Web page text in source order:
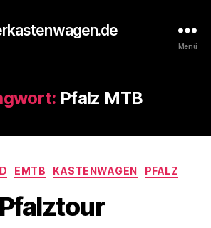
Menü
Pfalz MTB
Kategorien
EMTB KASTENWAGEN PFALZ
Pfalztour
e
K
a